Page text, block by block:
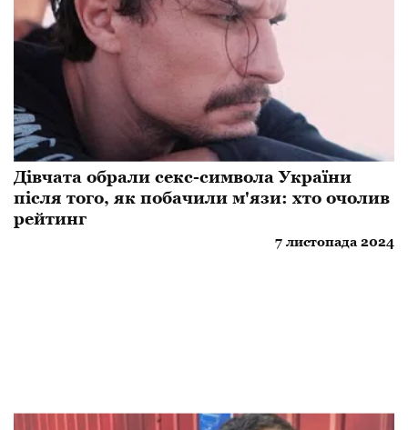
Дівчата обрали секс-символа України
після того, як побачили м'язи: хто очолив
рейтинг
7 листопада 2024